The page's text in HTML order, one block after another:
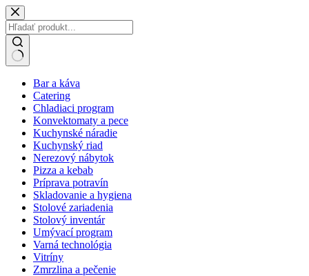
Skip
to
content
results Bar a káva
Catering
Chladiaci program
Konvektomaty a pece
Kuchynské náradie
Kuchynský riad
Nerezový nábytok
Pizza a kebab
Príprava potravín
Skladovanie a hygiena
Stolové zariadenia
Stolový inventár
Umývací program
Varná technológia
Vitríny
Zmrzlina a pečenie